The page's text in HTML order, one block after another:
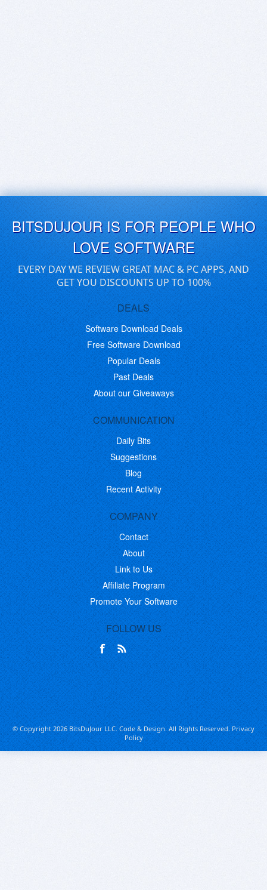
BITSDUJOUR IS FOR PEOPLE WHO
LOVE SOFTWARE
EVERY DAY WE REVIEW GREAT MAC & PC APPS, AND
GET YOU DISCOUNTS UP TO 100%
DEALS
Software Download Deals
Free Software Download
Popular Deals
Past Deals
About our Giveaways
COMMUNICATION
Daily Bits
Suggestions
Blog
Recent Activity
COMPANY
Contact
About
Link to Us
Affiliate Program
Promote Your Software
FOLLOW US
© Copyright 2026 BitsDuJour LLC. Code & Design. All Rights Reserved.Privacy
Policy